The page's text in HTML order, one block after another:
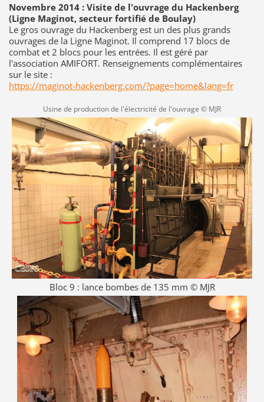
Novembre 2014 : Visite de l'ouvrage du Hackenberg
(Ligne Maginot, secteur fortifié de Boulay)
Le gros ouvrage du Hackenberg est un des plus grands
ouvrages de la Ligne Maginot. Il comprend 17 blocs de
combat et 2 blocs pour les entrées. Il est géré par
l'association AMIFORT. Renseignements complémentaires
sur le site :
https://maginot-hackenberg.com/?page=home&lang=fr
Usine de production de l'électricité de l'ouvrage © MJR
Bloc 9 : lance bombes de 135 mm © MJR